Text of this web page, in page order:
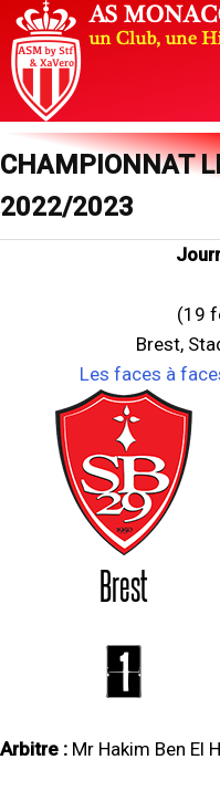
CHAMPIONNAT
2022/2023
(19
Brest,
Les faces à
Brest
1
Arbitre : Mr Hakim Ben El